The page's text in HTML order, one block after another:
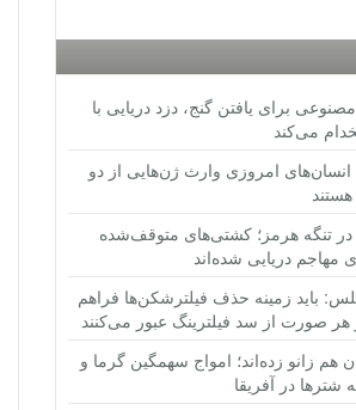
برای یافتن گنج، دزد دریایی با
می‌کند
انسان‌های امروزی وارث ژن‌هایی از دو
در تنگه هرمز؛ کشتی‌های متوقف‌شده
مهاجم دریایی شده‌اند
باید زمینه حذف فیلترشکن‌ها فراهم
صورت از سد فیلترینگ عبور می‌کنند
هم زانو زده‌اند؛ امواج سهمگین گرما و
شترها در آفریقا